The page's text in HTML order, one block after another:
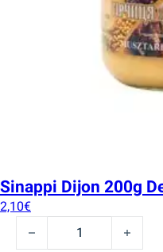
Sinappi Dijon 200g
2,10€
Sinappi Dijon 200g